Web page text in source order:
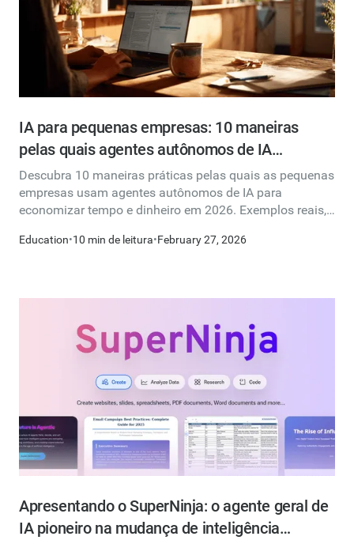
IA para pequenas empresas: 10 maneiras
pelas quais agentes autônomos de IA
economizam tempo e dinheiro
Descubra 10 maneiras práticas pelas quais as pequenas
empresas usam agentes autônomos de IA para
economizar tempo e dinheiro em 2026. Exemplos reais,
Education•10 min de leitura•February 27, 2026
Apresentando o SuperNinja: o agente geral de
IA pioneiro na mudança de inteligência